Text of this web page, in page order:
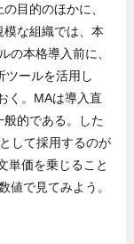
目的のほかに、
な組織では、本
の本格導入前に、
ツールを活用し
く。MAは導入直
的である。した
して採用するのが
単価を乗じること
値で見てみよう。